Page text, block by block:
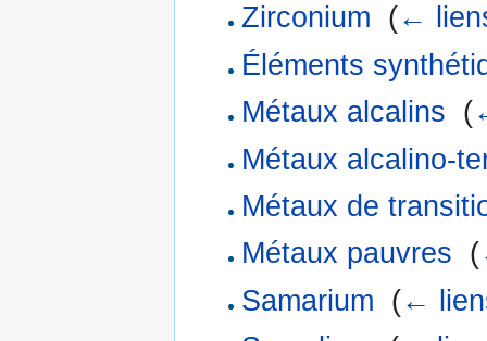
Zirconium (←
Éléments
Métaux alcalins (
Métaux alcalino-
Métaux de
Métaux pauvres (
Samarium (←